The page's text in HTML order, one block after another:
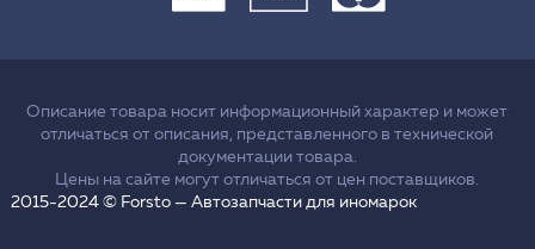
Описание товара носит информационный характер и может
отличаться от описания, представленного в технической
документации товара.
Цены на сайте могут отличаться от цен поставщиков.
2015-2024 © Forsto — Автозапчасти для иномарок